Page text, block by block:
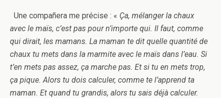
Une compañera me précise : « Ça, mélanger la chaux
avec le maïs, c’est pas pour n’importe qui. Il faut, comme
qui dirait, les mamans. La maman te dit quelle quantité de
chaux tu mets dans la marmite avec le maïs dans l’eau. Si
t’en mets pas assez, ça marche pas. Et si tu en mets trop,
ça pique. Alors tu dois calculer, comme te l’apprend ta
maman. Et quand tu grandis, alors tu sais déjà calculer.